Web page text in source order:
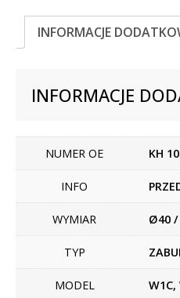
INFORMACJE
INFORMACJE
NUMER OE KH
INFO
WYMIAR Ø40 /
TYP
MODEL